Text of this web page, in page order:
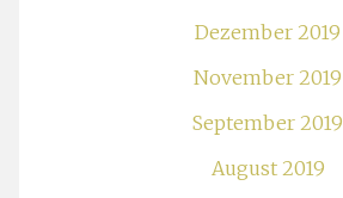
Dezember 2019
November 2019
September 2019
August 2019